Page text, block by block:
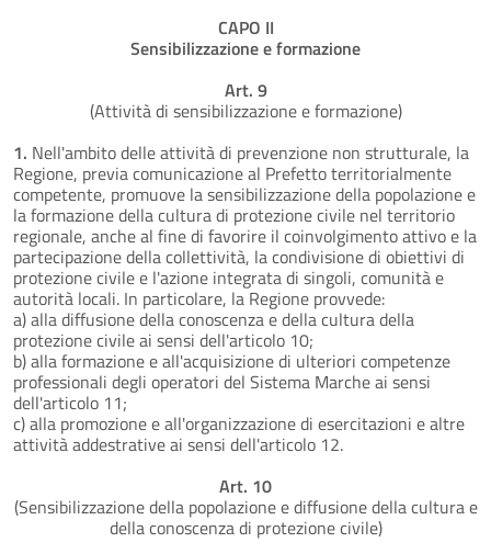
CAPO II
Sensibilizzazione e formazione
Art. 9
(Attività di sensibilizzazione e formazione)
1. Nell'ambito delle attività di prevenzione non strutturale, la
Regione, previa comunicazione al Prefetto territorialmente
competente, promuove la sensibilizzazione della popolazione e
la formazione della cultura di protezione civile nel territorio
regionale, anche al fine di favorire il coinvolgimento attivo e la
partecipazione della collettività, la condivisione di obiettivi di
protezione civile e l'azione integrata di singoli, comunità e
autorità locali. In particolare, la Regione provvede:
a) alla diffusione della conoscenza e della cultura della
protezione civile ai sensi dell'articolo 10;
b) alla formazione e all'acquisizione di ulteriori competenze
professionali degli operatori del Sistema Marche ai sensi
dell'articolo 11;
c) alla promozione e all'organizzazione di esercitazioni e altre
attività addestrative ai sensi dell'articolo 12.
Art. 10
(Sensibilizzazione della popolazione e diffusione della cultura e
della conoscenza di protezione civile)